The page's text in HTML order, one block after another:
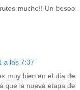
mucho!! Un besoo
a las 7:37
muy bien en el día de
que la nueva etapa de